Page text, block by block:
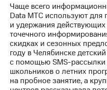
управление
Корпоративный
секретарь
Раскрытие
информации
Информация
акционерам
Документы
Чаще всего
Data МТС используют для
и удержания
точечного
скидках и сезонных
году в Челябинске
с помощью SMS-
школьников о летних
на пробное занятие, а